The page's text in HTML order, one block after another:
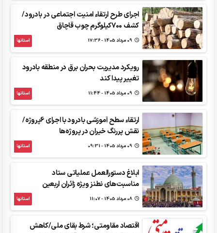
اجرای طرح ارتقاء امنیت اجتماعی در بادرود/
کشف 700کیلوگرم چوب قاچاق
استانها
رویکرد مدیریت بحران برق در منطقه بادرود
تغییر پیدا کند
استانها
ارتقاء سطح آموزشی بادرود با اجرای 6پروژه/
نقش پررنگ خیران در پروژه‌ها
استانها
ابلاغ دستورالعمل‌ عملیاتی ستاد
مناسبت‌های نطنز ویژه زائران اربعین
استانها
اقتصاد مقاومتی؛ شرط بقای ملی/کاهش